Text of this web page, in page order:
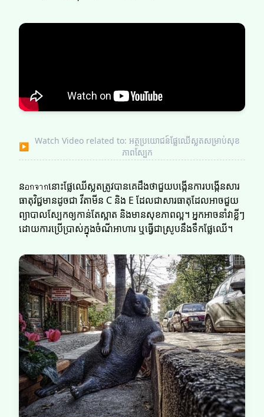
▶
Watch Video related to: អត្ថប្រយោជន៍ផ្លែឈើស្លត​​សម្រាប់សុខ
ភាពស្បែក
នอกจากនោះផ្លែឈើស្លត​​ត្រូវបានគេដឹងថាជួយបង្កើនការបង្កើនសារ
ធាតុវិជ្ជមានដូចជា វីតាមីន C និង E ដែលជាសារធាតុដែលអាចជួយ
ព្យាបាលស្បែកឲ្យកាន់តែស្អាត និងមានសុខភាពល្អ។ អ្នកអាចនាំវាខ្លីៗ
ដោយការប្រើប្រាស់ក្នុងចំណីអាហារ ឬធ្វើជា​ស្រូបនឹងទឹកផ្លែឈើ។